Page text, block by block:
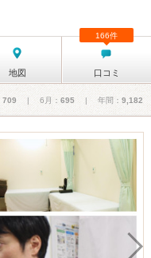
地図 口コミ
166件
709 | 6月： 695 | 年間： 9,182